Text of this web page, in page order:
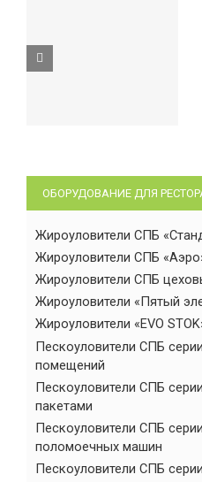
ОБОРУДОВАНИЕ ДЛЯ
Жироуловители СПБ
Жироуловители СПБ
Жироуловители СПБ
Жироуловители «Пятый
Жироуловители «EVO
Пескоуловители СПБ
помещений
Пескоуловители СПБ
пакетами
Пескоуловители СПБ
поломоечных машин
Пескоуловители СПБ